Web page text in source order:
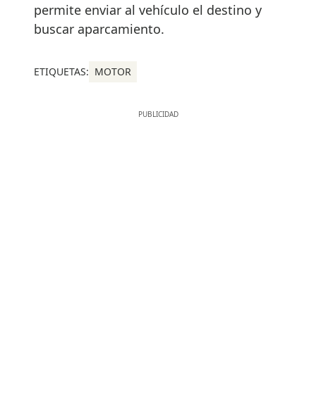
permite enviar al vehículo el destino y
buscar aparcamiento.
ETIQUETAS: MOTOR